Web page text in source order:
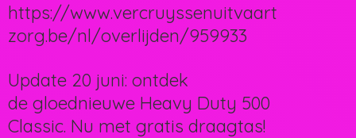
https://www.vercruyssenuitvaart
zorg.be/nl/overlijden/959933
Update 20 juni: ontdek
de gloednieuwe Heavy Duty 500
Classic. Nu met gratis draagtas!